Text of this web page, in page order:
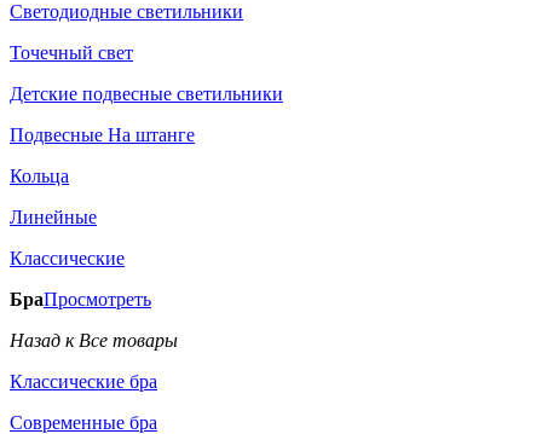
Светодиодные светильники
Точечный свет
Детские подвесные светильники
Подвесные На штанге
Кольца
Линейные
Классические
БраПросмотреть
Назад к Все товары
Классические бра
Современные бра